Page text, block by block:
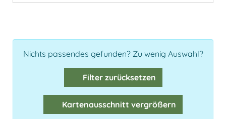
Nichts passendes gefunden? Zu wenig Auswahl?
Filter zurücksetzen
Kartenausschnitt vergrößern